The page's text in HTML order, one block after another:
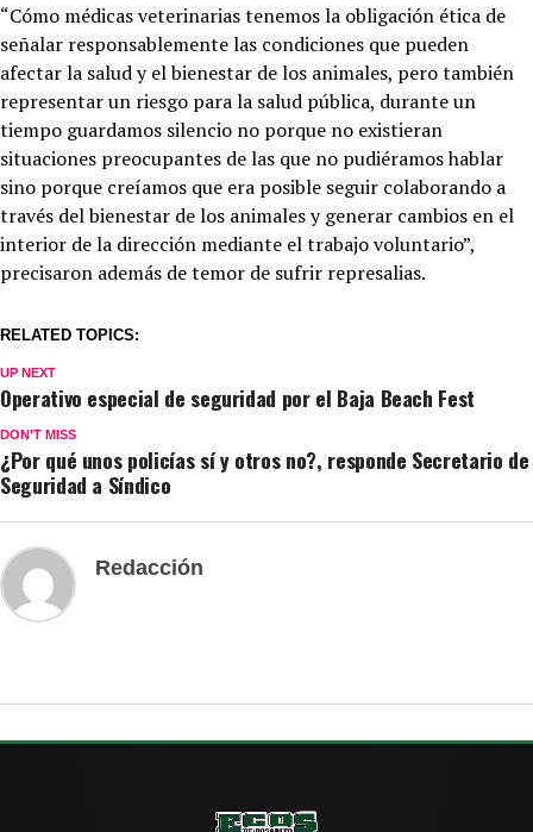
“Cómo médicas veterinarias tenemos la obligación ética de
señalar responsablemente las condiciones que pueden
afectar la salud y el bienestar de los animales, pero también
representar un riesgo para la salud pública, durante un
tiempo guardamos silencio no porque no existieran
situaciones preocupantes de las que no pudiéramos hablar
sino porque creíamos que era posible seguir colaborando a
través del bienestar de los animales y generar cambios en el
interior de la dirección mediante el trabajo voluntario”,
precisaron además de temor de sufrir represalias.
RELATED TOPICS:
UP NEXT
Operativo especial de seguridad por el Baja Beach Fest
DON'T MISS
¿Por qué unos policías sí y otros no?, responde Secretario de
Seguridad a Síndico
Redacción